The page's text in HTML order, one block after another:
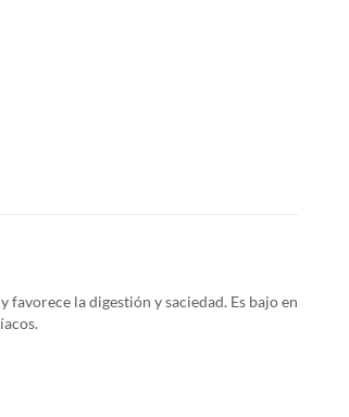
la digestión y saciedad. Es bajo en